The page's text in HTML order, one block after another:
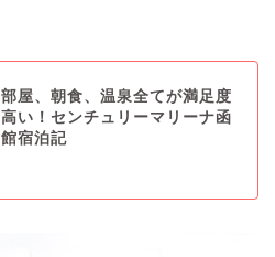
部屋、朝食、温泉全てが満足度
高い！センチュリーマリーナ函
館宿泊記